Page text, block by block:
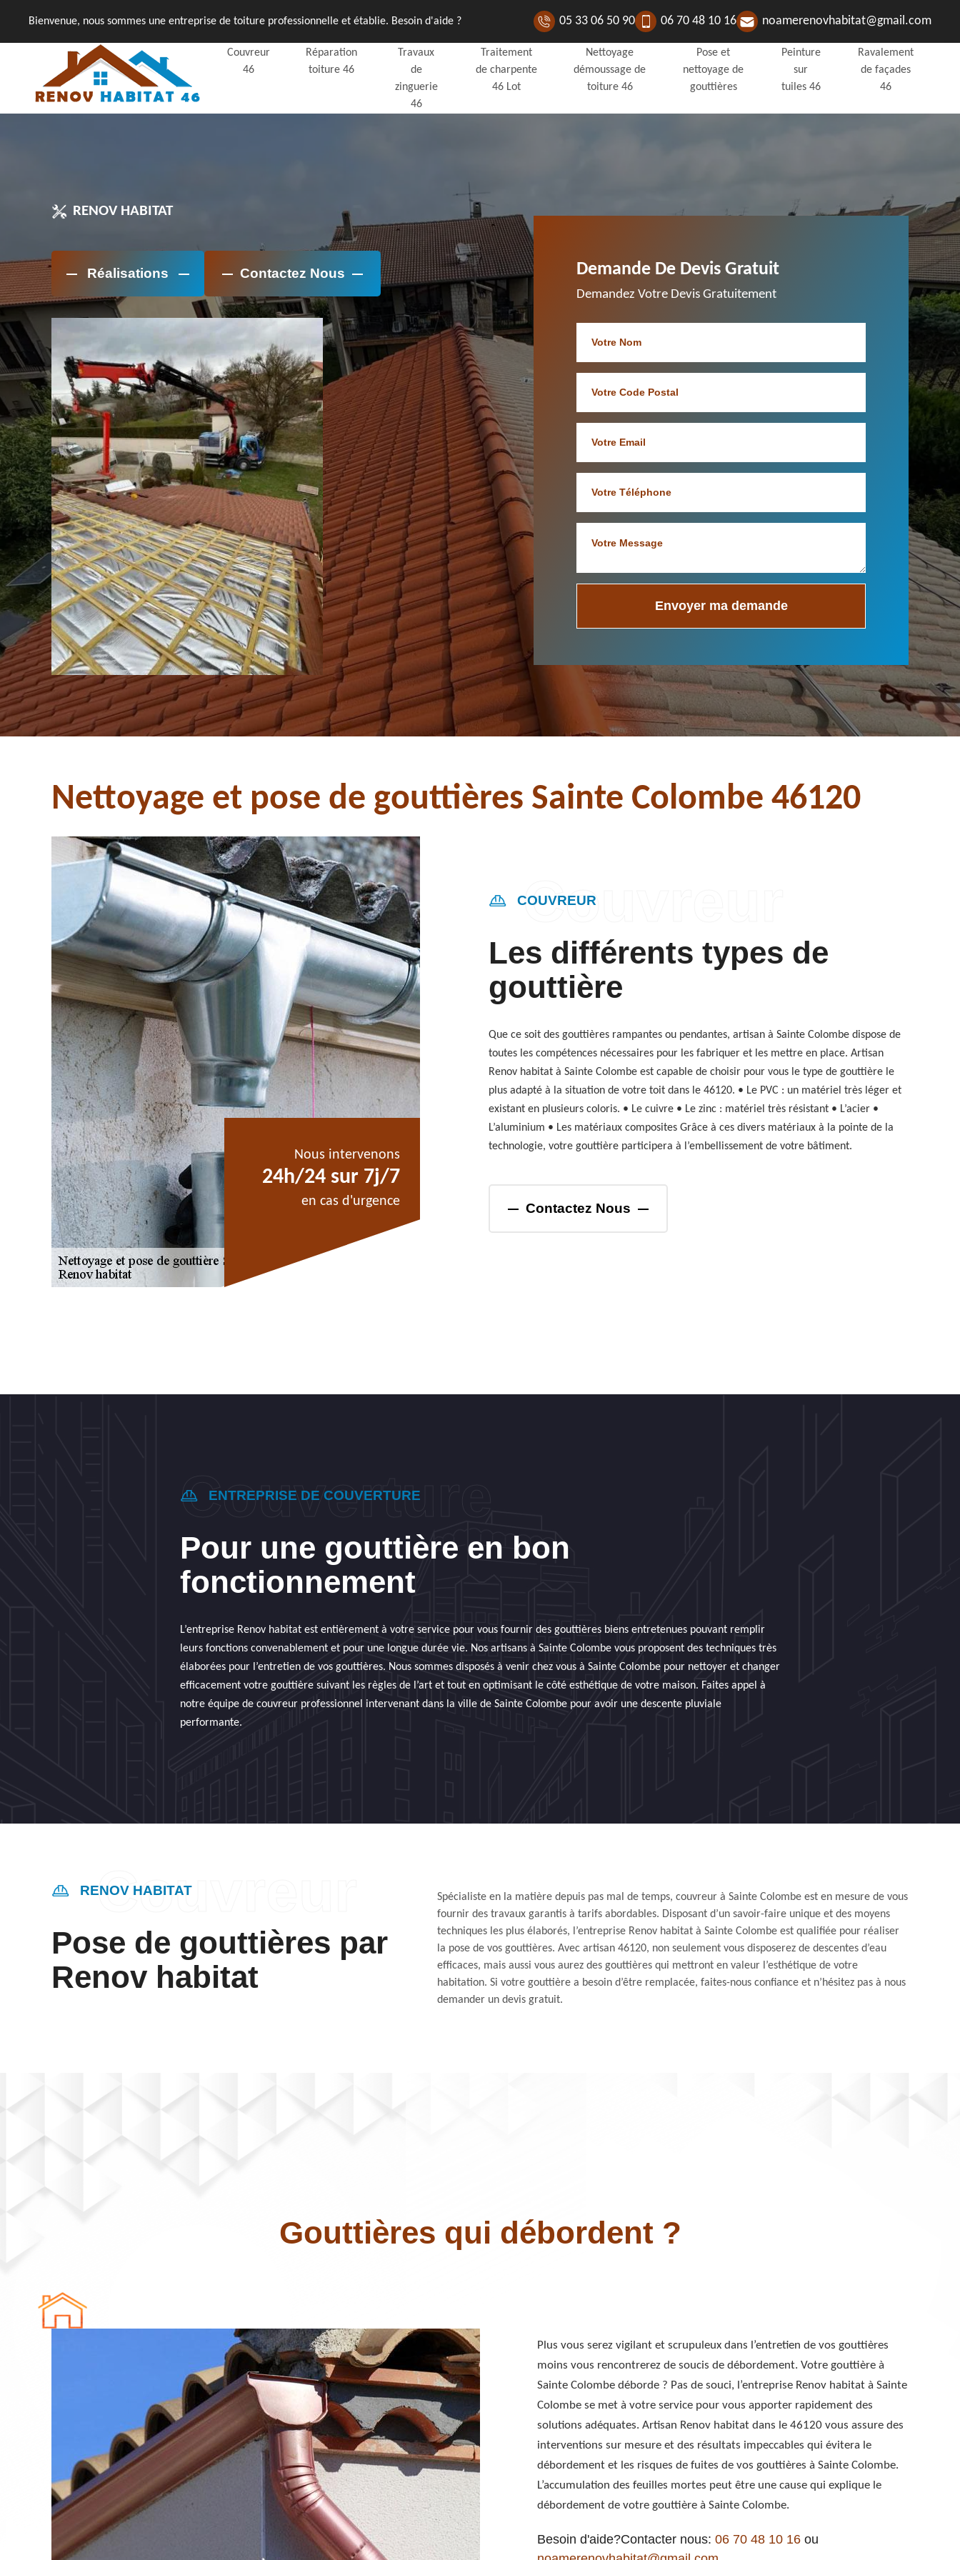
Bienvenue, nous sommes une entreprise de toiture professionnelle et établie. Besoin d'aide ? 05 33 06 50 90 06 70 48 10 16 noamerenovhabitat@gmail.com
Couvreur
46
Réparation
toiture 46
Travaux
de
zinguerie
46
Traitement
de charpente
46 Lot
Nettoyage
démoussage de
toiture 46
Pose et
nettoyage de
gouttières
Peinture
sur
tuiles 46
Ravalement
de façades
46
RENOV HABITAT
Réalisations Contactez Nous Demande De Devis Gratuit
Demandez Votre Devis Gratuitement
Nettoyage et pose de gouttières Sainte Colombe 46120
Nous intervenons
24h/24 sur 7j/7
en cas d'urgence
COUVREUR
Les différents types de
gouttière
Que ce soit des gouttières rampantes ou pendantes, artisan à Sainte Colombe dispose de
toutes les compétences nécessaires pour les fabriquer et les mettre en place. Artisan
Renov habitat à Sainte Colombe est capable de choisir pour vous le type de gouttière le
plus adapté à la situation de votre toit dans le 46120. • Le PVC : un matériel très léger et
existant en plusieurs coloris. • Le cuivre • Le zinc : matériel très résistant • L’acier •
L’aluminium • Les matériaux composites Grâce à ces divers matériaux à la pointe de la
technologie, votre gouttière participera à l’embellissement de votre bâtiment.
Contactez Nous
ENTREPRISE DE COUVERTURE
Pour une gouttière en bon
fonctionnement
L’entreprise Renov habitat est entièrement à votre service pour vous fournir des gouttières biens entretenues pouvant remplir
leurs fonctions convenablement et pour une longue durée vie. Nos artisans à Sainte Colombe vous proposent des techniques très
élaborées pour l’entretien de vos gouttières. Nous sommes disposés à venir chez vous à Sainte Colombe pour nettoyer et changer
efficacement votre gouttière suivant les règles de l’art et tout en optimisant le côté esthétique de votre maison. Faites appel à
notre équipe de couvreur professionnel intervenant dans la ville de Sainte Colombe pour avoir une descente pluviale
performante.
RENOV HABITAT
Pose de gouttières par
Renov habitat
Spécialiste en la matière depuis pas mal de temps, couvreur à Sainte Colombe est en mesure de vous
fournir des travaux garantis à tarifs abordables. Disposant d’un savoir-faire unique et des moyens
techniques les plus élaborés, l’entreprise Renov habitat à Sainte Colombe est qualifiée pour réaliser
la pose de vos gouttières. Avec artisan 46120, non seulement vous disposerez de descentes d’eau
efficaces, mais aussi vous aurez des gouttières qui mettront en valeur l’esthétique de votre
habitation. Si votre gouttière a besoin d’être remplacée, faites-nous confiance et n’hésitez pas à nous
demander un devis gratuit.
Gouttières qui débordent ?
Plus vous serez vigilant et scrupuleux dans l’entretien de vos gouttières
moins vous rencontrerez de soucis de débordement. Votre gouttière à
Sainte Colombe déborde ? Pas de souci, l’entreprise Renov habitat à Sainte
Colombe se met à votre service pour vous apporter rapidement des
solutions adéquates. Artisan Renov habitat dans le 46120 vous assure des
interventions sur mesure et des résultats impeccables qui évitera le
débordement et les risques de fuites de vos gouttières à Sainte Colombe.
L’accumulation des feuilles mortes peut être une cause qui explique le
débordement de votre gouttière à Sainte Colombe.
Besoin d'aide?Contacter nous: 06 70 48 10 16 ou